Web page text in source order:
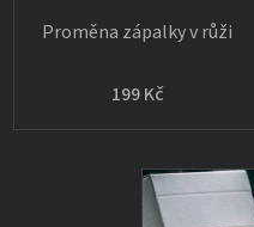
199 Kč
Proměna zápalky v růži